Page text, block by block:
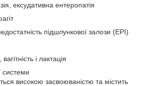
ексудативна ентеропатія
підшлункової залози (EPI)
і лактація
системи
високою засвоюваністю та містить